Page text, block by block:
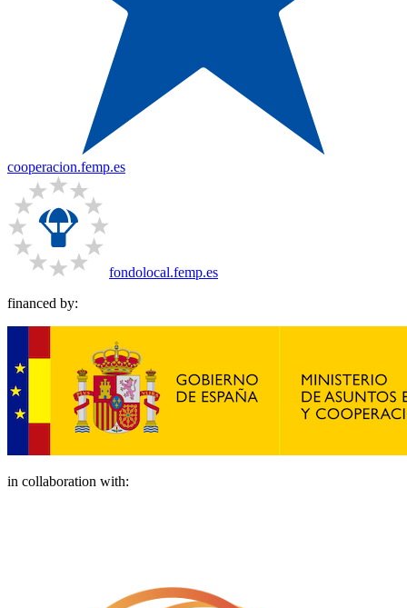
cooperacion.femp.es
fondolocal.femp.es
financed by:
in collaboration with: